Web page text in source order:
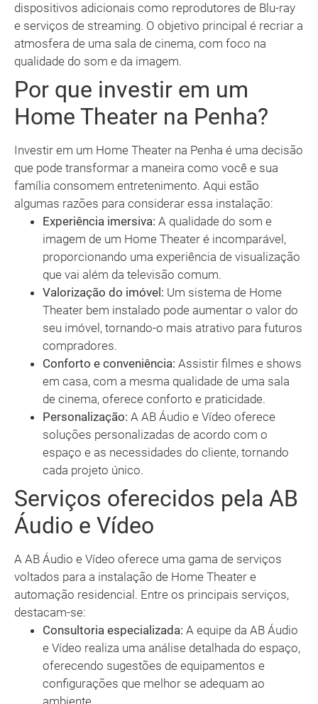
dispositivos adicionais como reprodutores de Blu-ray
e serviços de streaming. O objetivo principal é recriar a
atmosfera de uma sala de cinema, com foco na
qualidade do som e da imagem.
Por que investir em um
Home Theater na Penha?
Investir em um Home Theater na Penha é uma decisão
que pode transformar a maneira como você e sua
família consomem entretenimento. Aqui estão
algumas razões para considerar essa instalação:
Experiência imersiva: A qualidade do som e
imagem de um Home Theater é incomparável,
proporcionando uma experiência de visualização
que vai além da televisão comum.
Valorização do imóvel: Um sistema de Home
Theater bem instalado pode aumentar o valor do
seu imóvel, tornando-o mais atrativo para futuros
compradores.
Conforto e conveniência: Assistir filmes e shows
em casa, com a mesma qualidade de uma sala
de cinema, oferece conforto e praticidade.
Personalização: A AB Áudio e Vídeo oferece
soluções personalizadas de acordo com o
espaço e as necessidades do cliente, tornando
cada projeto único.
Serviços oferecidos pela AB
Áudio e Vídeo
A AB Áudio e Vídeo oferece uma gama de serviços
voltados para a instalação de Home Theater e
automação residencial. Entre os principais serviços,
destacam-se:
Consultoria especializada: A equipe da AB Áudio
e Vídeo realiza uma análise detalhada do espaço,
oferecendo sugestões de equipamentos e
configurações que melhor se adequam ao